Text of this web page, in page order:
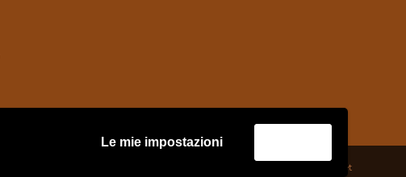
Le mie impostazioni
Asernet